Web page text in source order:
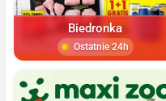
Biedronka
Ostatnie 24h